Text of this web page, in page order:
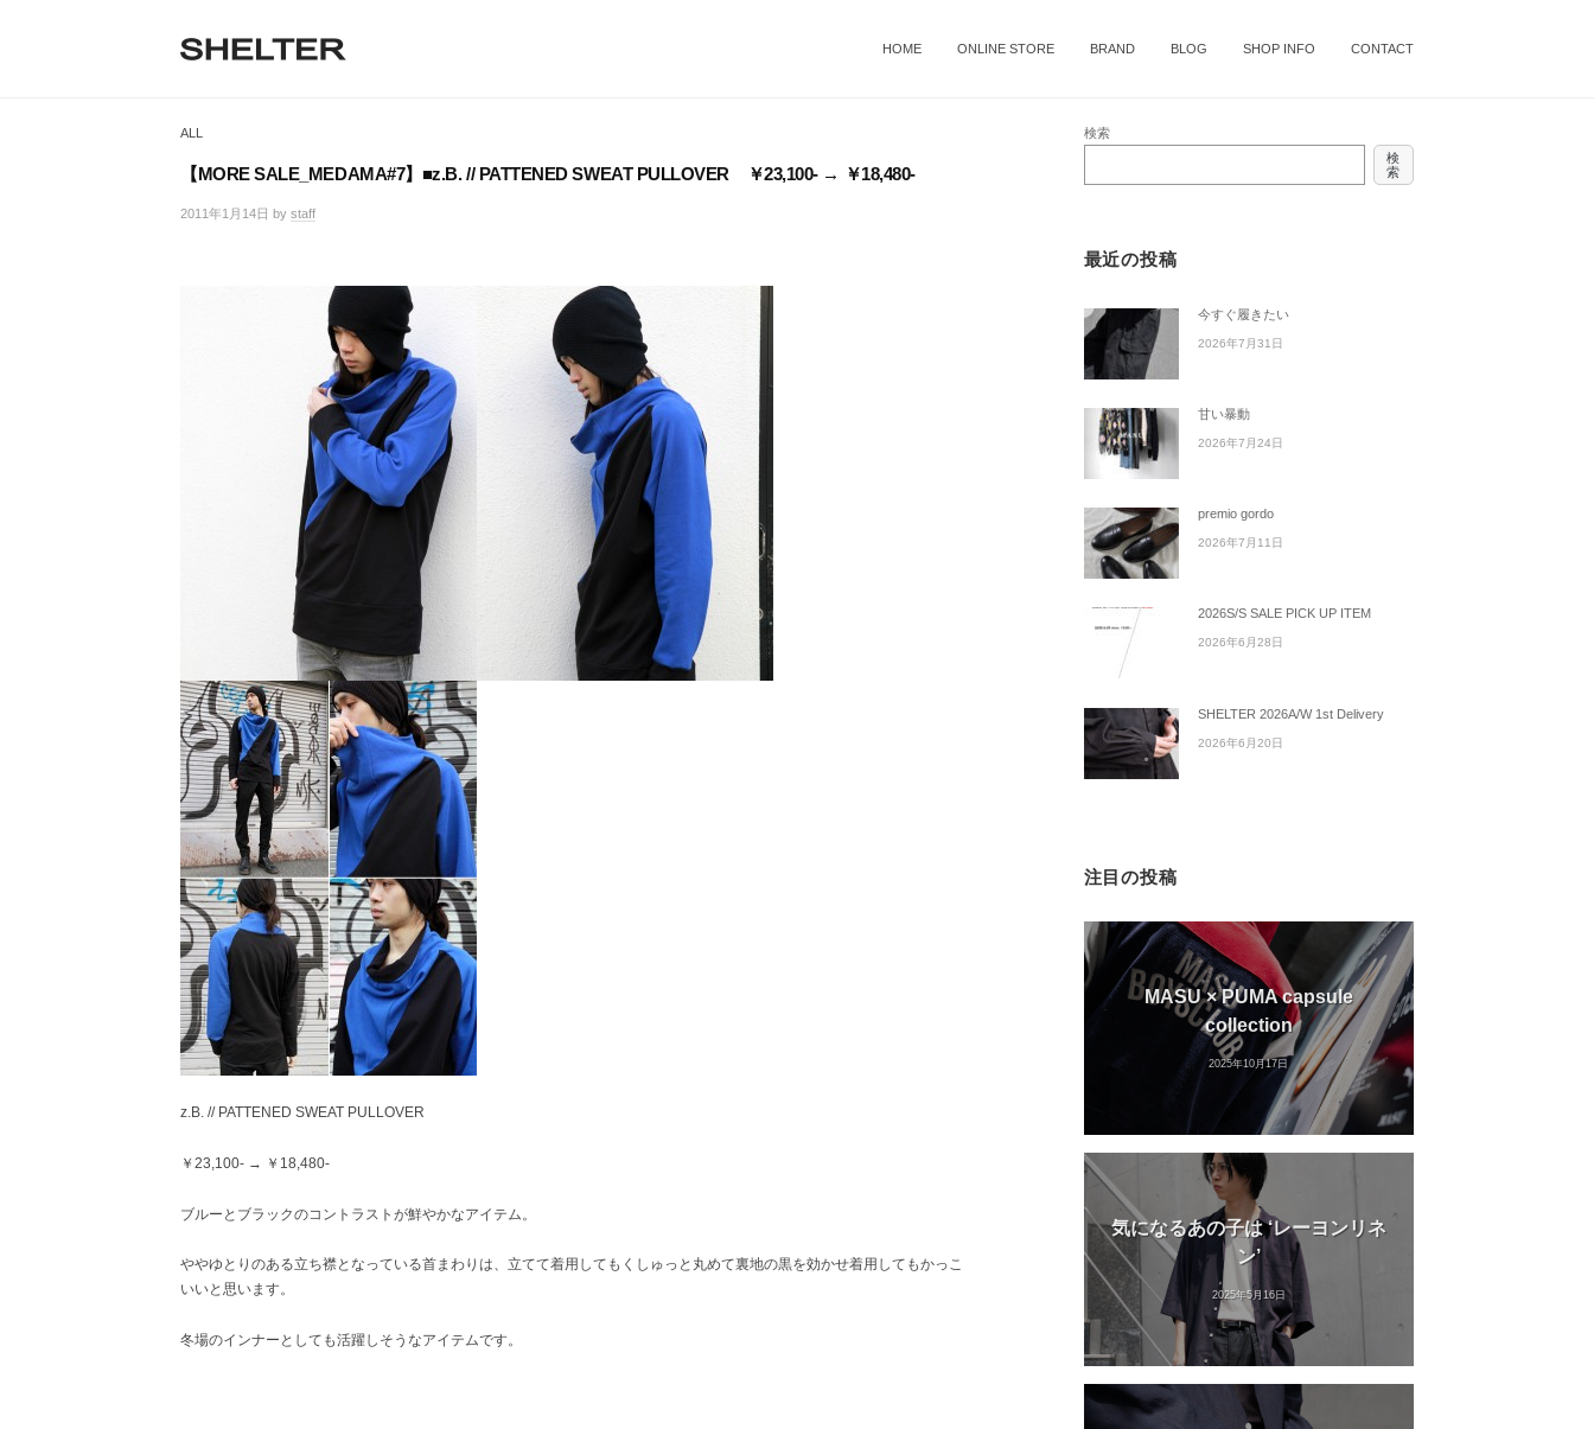
E
R
プ
HOME ONLINE STORE BRAND BLOG SHOP INFO CONTACT
ALL
【MORE SALE_MEDAMA#7】■z.B. // PATTENED SWEAT PULLOVER ￥23,100- → ￥18,480-
2011年1月14日 by staff
メ
z.B. // PATTENED SWEAT PULLOVER
￥23,100- → ￥18,480-
ブルーとブラックのコントラストが鮮やかなアイテム。
ややゆとりのある立ち襟となっている首まわりは、立てて着用してもくしゅっと丸めて裏地の黒を効かせ着用してもかっこ
いいと思います。
冬場のインナーとしても活躍しそうなアイテムです。
検索
検
索
最近の投稿
今すぐ履きたい
2026年7月31日
甘い暴動
2026年7月24日
premio gordo
2026年7月11日
2026S/S SALE PICK UP ITEM
2026年6月28日
SHELTER 2026A/W 1st Delivery
2026年6月20日
注目の投稿
MASU × PUMA capsule
collection
2025年10月17日
気になるあの子は ‘レーヨンリネ
ン’
2025年5月16日
E
E
R